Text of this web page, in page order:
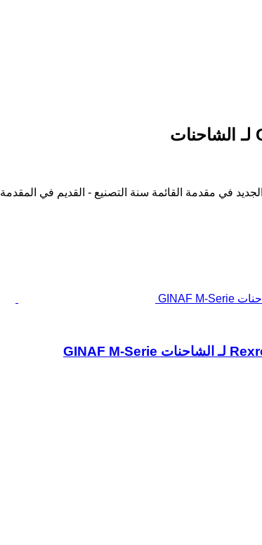
في مقدمة القائمة سنة التصنيع - القديم في المقدمة